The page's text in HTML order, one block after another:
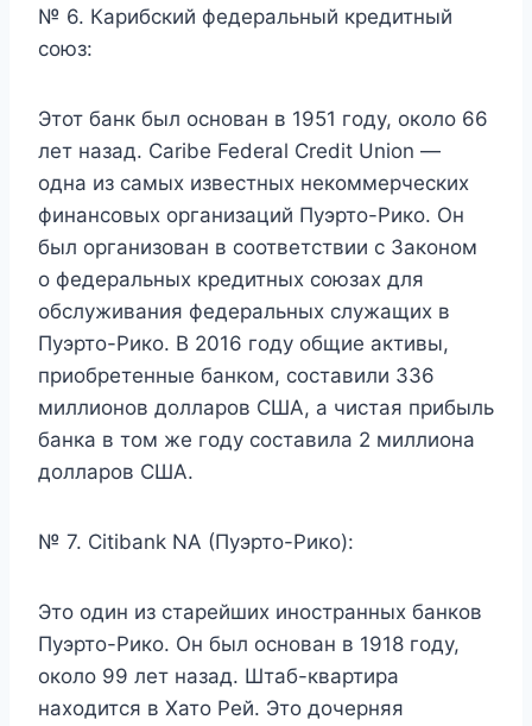
№ 6. Карибский федеральный кредитный
союз:
Этот банк был основан в 1951 году, около 66
лет назад. Caribe Federal Credit Union —
одна из самых известных некоммерческих
финансовых организаций Пуэрто-Рико. Он
был организован в соответствии с Законом
о федеральных кредитных союзах для
обслуживания федеральных служащих в
Пуэрто-Рико. В 2016 году общие активы,
приобретенные банком, составили 336
миллионов долларов США, а чистая прибыль
банка в том же году составила 2 миллиона
долларов США.
№ 7. Citibank NA (Пуэрто-Рико):
Это один из старейших иностранных банков
Пуэрто-Рико. Он был основан в 1918 году,
около 99 лет назад. Штаб-квартира
находится в Хато Рей. Это дочерняя